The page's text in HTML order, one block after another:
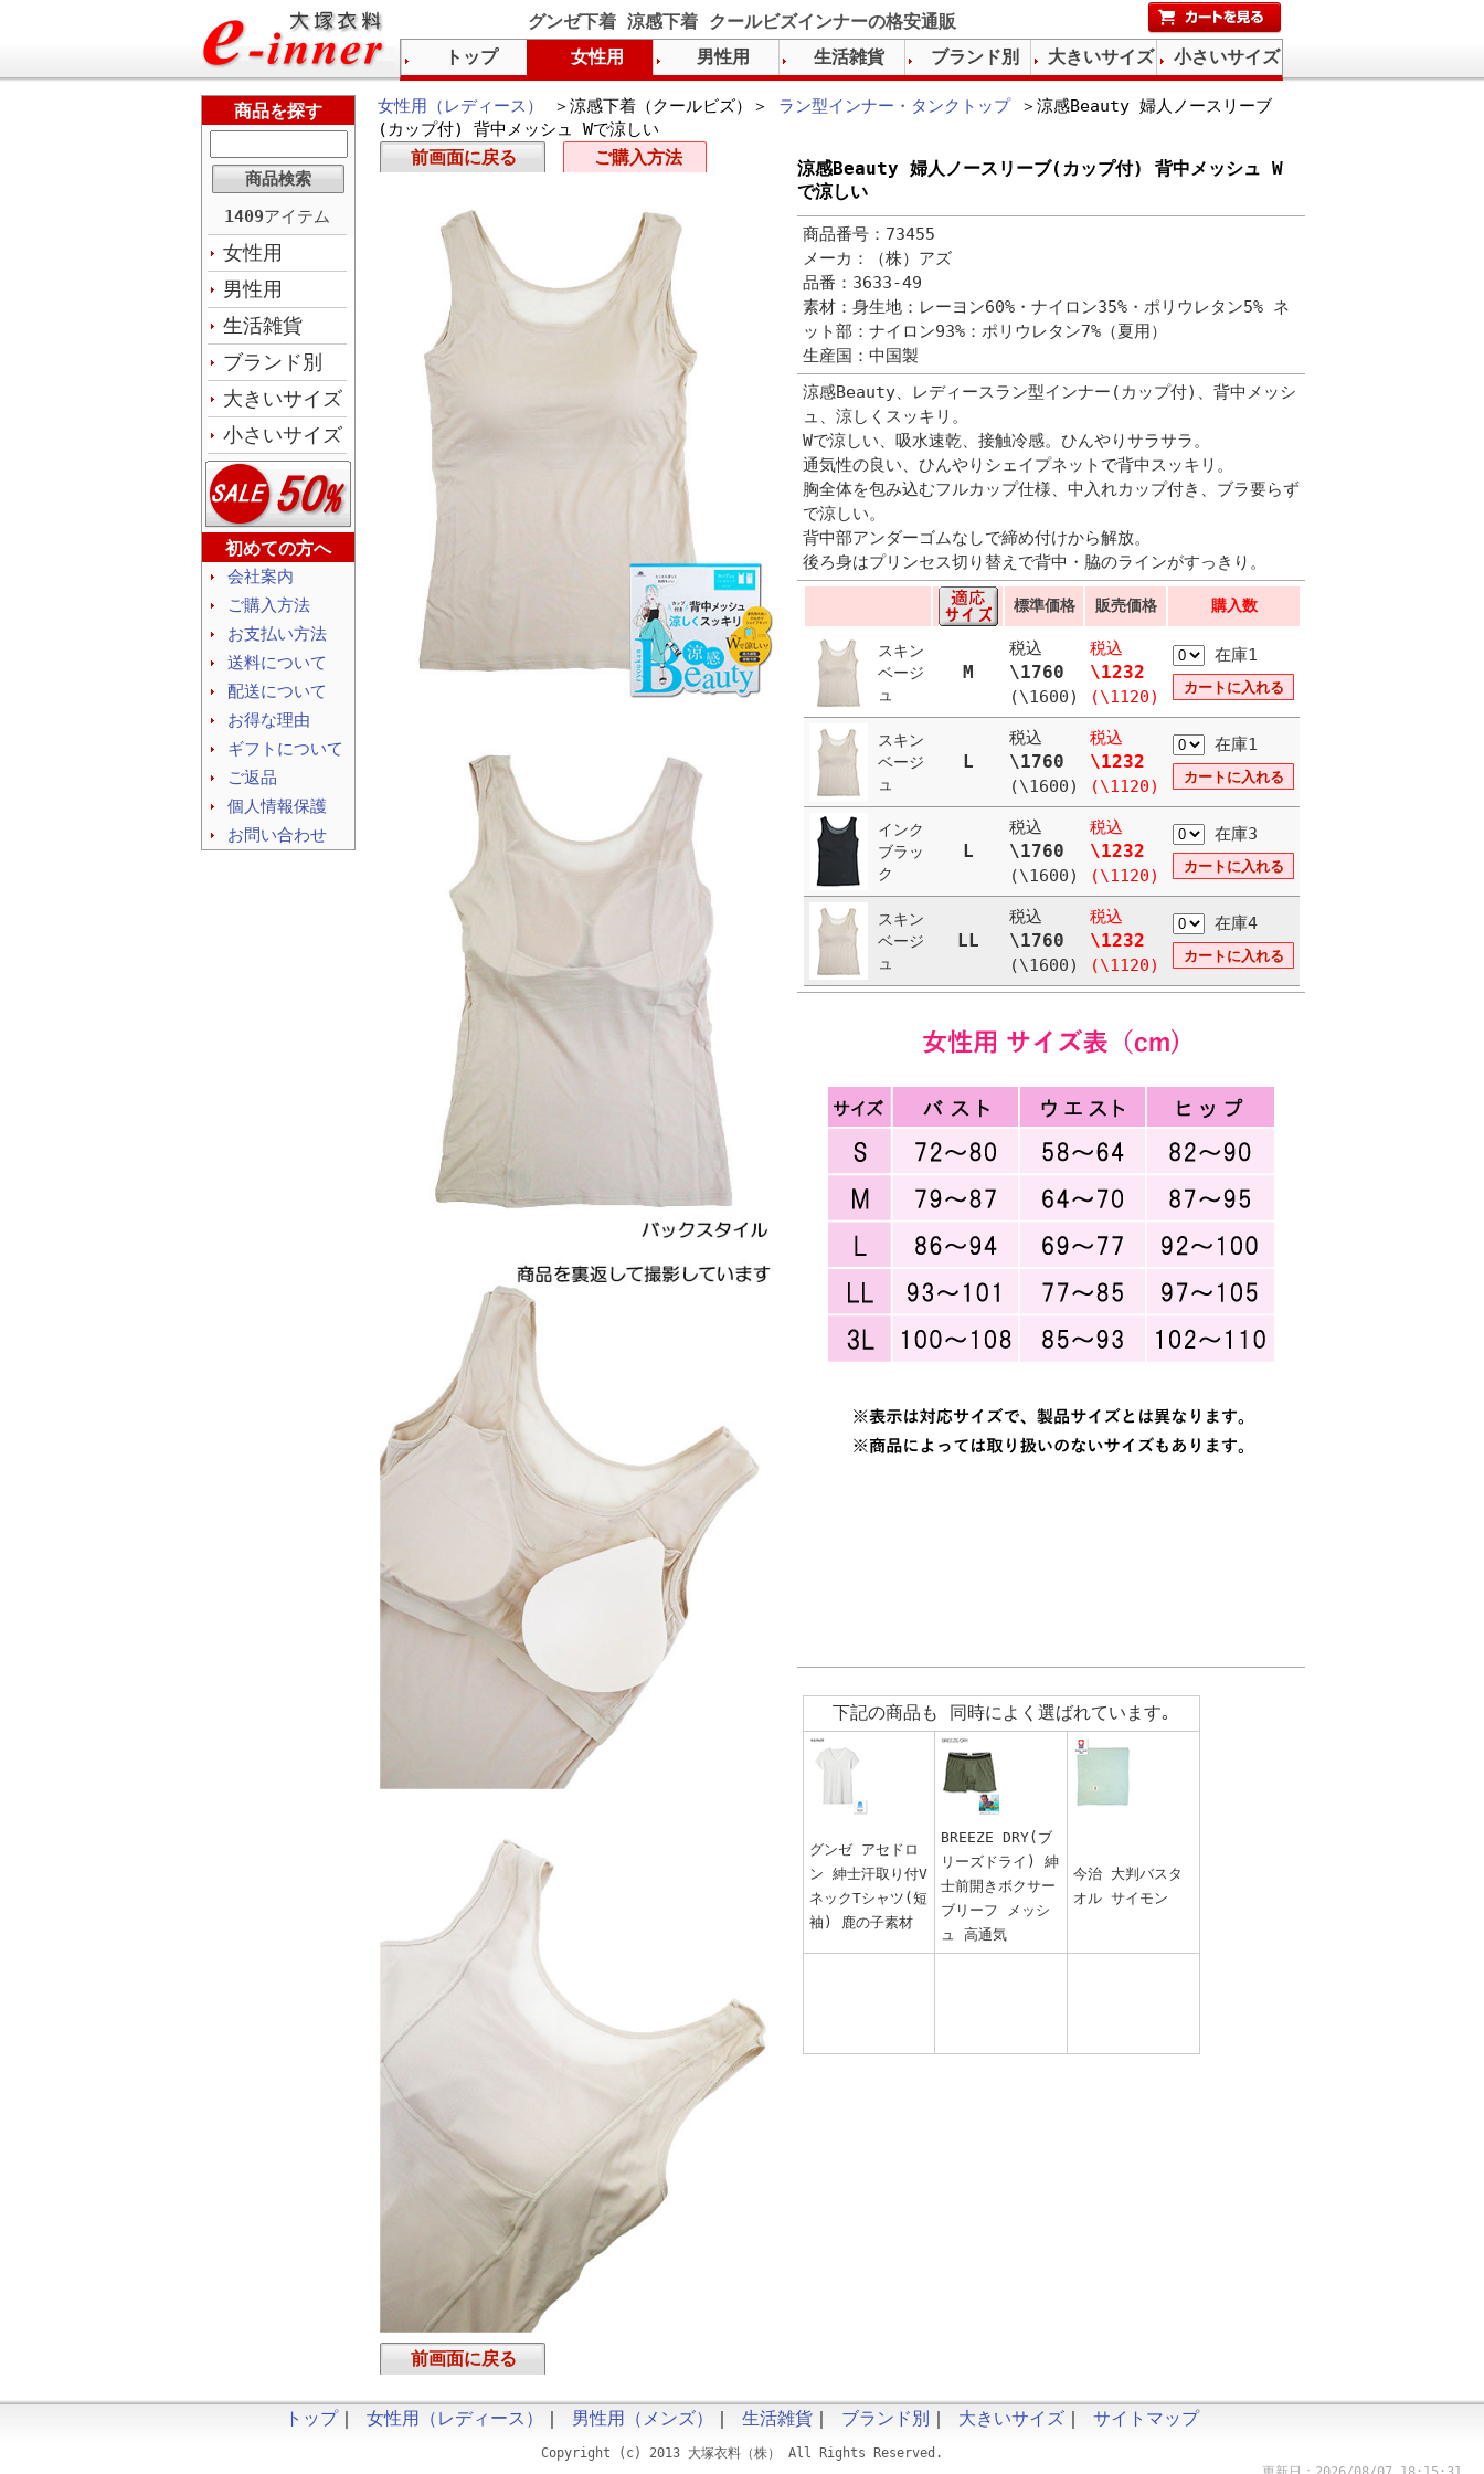
グンゼ下着 涼感下着 クールビズインナーの格安通販
女性用（レディース） ＞涼感下着（クールビズ）＞ ラン型インナー・タンクトップ＞涼感Beauty 婦人ノースリーブ
(カップ付) 背中メッシュ Wで涼しい
涼感Beauty 婦人ノースリーブ(カップ付) 背中メッシュ W
で涼しい
商品番号：73455
メーカ：（株）アズ
品番：3633-49
素材：身生地：レーヨン60%・ナイロン35%・ポリウレタン5% ネ
ット部：ナイロン93%：ポリウレタン7%（夏用）
生産国：中国製
涼感Beauty、レディースラン型インナー(カップ付)、背中メッシ
ュ、涼しくスッキリ。
Wで涼しい、吸水速乾、接触冷感。ひんやりサラサラ。
通気性の良い、ひんやりシェイプネットで背中スッキリ。
胸全体を包み込むフルカップ仕様、中入れカップ付き、ブラ要らず
で涼しい。
背中部アンダーゴムなしで締め付けから解放。
後ろ身はプリンセス切り替えで背中・脇のラインがすっきり。
標準価格 販売価格 購入数
スキン
ベージ
ュ
M
税込
\1760
(\1600)
税込
\1232
(\1120)
在庫1
スキン
ベージ
ュ
L
税込
\1760
(\1600)
税込
\1232
(\1120)
在庫1
インク
ブラッ
ク
L
税込
\1760
(\1600)
税込
\1232
(\1120)
在庫3
スキン
ベージ
ュ
LL
税込
\1760
(\1600)
税込
\1232
(\1120)
在庫4
下記の商品も 同時によく選ばれています｡
グンゼ アセドロ
ン 紳士汗取り付V
ネックTシャツ(短
袖) 鹿の子素材
BREEZE DRY(ブ
リーズドライ) 紳
士前開きボクサー
ブリーフ メッシ
ュ 高通気
今治 大判バスタ
オル サイモン
前画面に戻る ご購入方法
前画面に戻る
商品を探す
1409アイテム
女性用
男性用
生活雑貨
ブランド別
大きいサイズ
小さいサイズ
初めての方へ
会社案内
ご購入方法
お支払い方法
送料について
配送について
お得な理由
ギフトについて
ご返品
個人情報保護
お問い合わせ
トップ 女性用 男性用 生活雑貨 ブランド別 大きいサイズ 小さいサイズ
トップ｜ 女性用（レディース） ｜ 男性用（メンズ） ｜ 生活雑貨 ｜ ブランド別 ｜ 大きいサイズ ｜ サイトマップ
Copyright (c) 2013 大塚衣料（株） All Rights Reserved.